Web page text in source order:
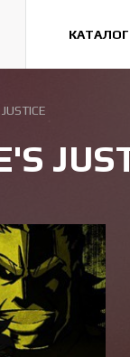
Казуальные